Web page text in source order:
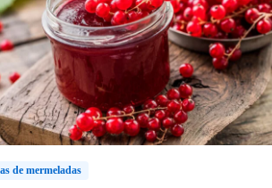
de mermeladas